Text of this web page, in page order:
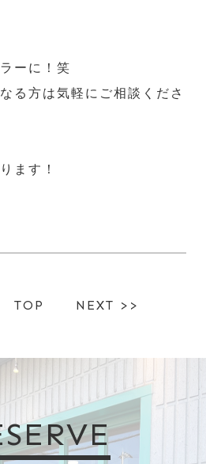
ーに！笑
る方は気軽にご相談くださ
ます！
TOP NEXT >>